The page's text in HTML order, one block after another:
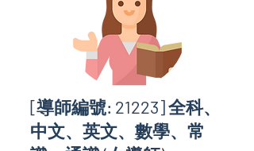
[導師編號: 21223] 全科、
中文、英文、數學、常